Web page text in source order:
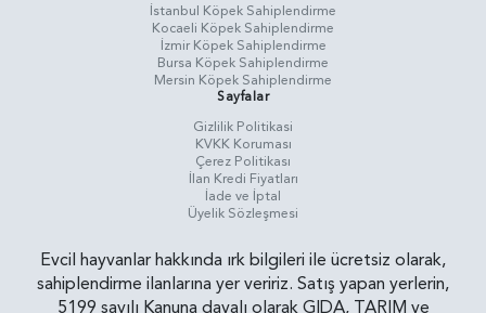
İstanbul Köpek Sahiplendirme
Kocaeli Köpek Sahiplendirme
İzmir Köpek Sahiplendirme
Bursa Köpek Sahiplendirme
Mersin Köpek Sahiplendirme
Sayfalar
Gizlilik Politikasi
KVKK Koruması
Çerez Politikası
İlan Kredi Fiyatları
İade ve İptal
Üyelik Sözleşmesi
Evcil hayvanlar hakkında ırk bilgileri ile ücretsiz olarak,
sahiplendirme ilanlarına yer veririz. Satış yapan yerlerin,
5199 sayılı Kanuna dayalı olarak GIDA, TARIM ve